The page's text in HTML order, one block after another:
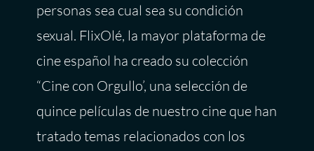
personas sea cual sea su condición
sexual. FlixOlé, la mayor plataforma de
cine español ha creado su colección
“Cine con Orgullo’, una selección de
quince películas de nuestro cine que han
tratado temas relacionados con los